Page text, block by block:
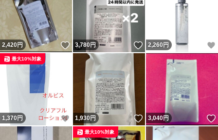
2,420円 いいね！
3,780円 いいね！
2,260 円
1,370円 いいね！
最大10%対象
1,930円 いいね！
3,040円
最大10%対象